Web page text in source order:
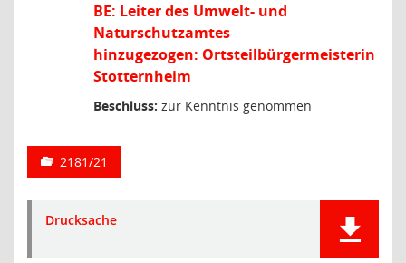
BE: Leiter des Umwelt- und
Naturschutzamtes
hinzugezogen: Ortsteilbürgermeisterin
Stotternheim
Beschluss: zur Kenntnis genommen
2181/21
Drucksache